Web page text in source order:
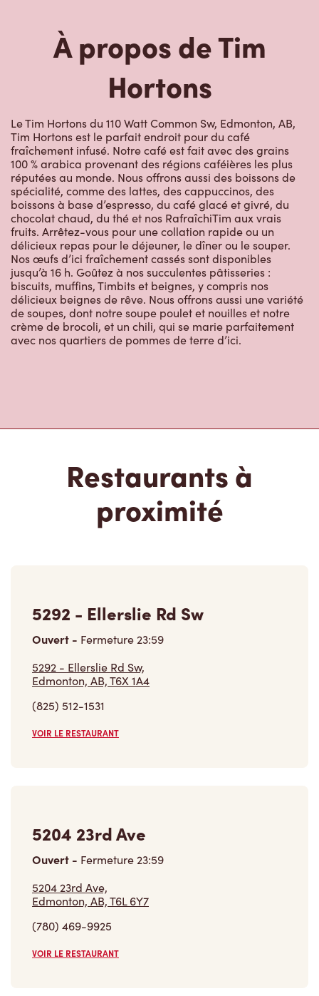
À propos de Tim
Hortons
Le Tim Hortons du 110 Watt Common Sw, Edmonton, AB,
Tim Hortons est le parfait endroit pour du café
fraîchement infusé. Notre café est fait avec des grains
100 % arabica provenant des régions caféières les plus
réputées au monde. Nous offrons aussi des boissons de
spécialité, comme des lattes, des cappuccinos, des
boissons à base d’espresso, du café glacé et givré, du
chocolat chaud, du thé et nos RafraîchiTim aux vrais
fruits. Arrêtez-vous pour une collation rapide ou un
délicieux repas pour le déjeuner, le dîner ou le souper.
Nos œufs d’ici fraîchement cassés sont disponibles
jusqu’à 16 h. Goûtez à nos succulentes pâtisseries :
biscuits, muffins, Timbits et beignes, y compris nos
délicieux beignes de rêve. Nous offrons aussi une variété
de soupes, dont notre soupe poulet et nouilles et notre
crème de brocoli, et un chili, qui se marie parfaitement
avec nos quartiers de pommes de terre d’ici.
Restaurants à
proximité
5292 - Ellerslie Rd Sw
Ouvert - Fermeture23:59
5292 - Ellerslie Rd Sw,
Edmonton, AB, T6X 1A4
(825) 512-1531
VOIR LE RESTAURANT
5204 23rd Ave
Ouvert - Fermeture23:59
5204 23rd Ave,
Edmonton, AB, T6L 6Y7
(780) 469-9925
VOIR LE RESTAURANT